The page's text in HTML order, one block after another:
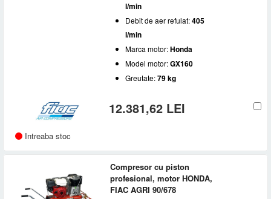
l/min
Debit de aer refulat:405
l/min
Marca motor:Honda
Model motor:GX160
Greutate:79 kg
12.381,62 LEI
Intreaba stoc
Compresor cu piston
profesional, motor HONDA,
FIAC AGRI 90/678